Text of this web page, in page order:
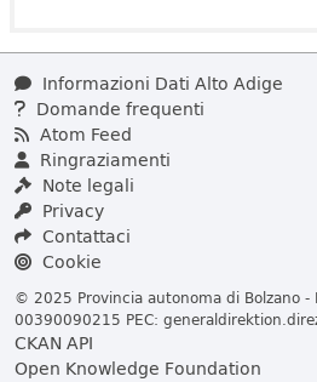
Informazioni Dati Alto Adige
Domande frequenti
Atom Feed
Ringraziamenti
Note legali
Privacy
Contattaci
Cookie
© 2025 Provincia autonoma di Bolzano -
00390090215 PEC:
CKAN API
Open Knowledge Foundation